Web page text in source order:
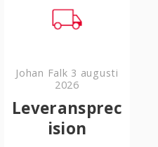
Johan Falk 3 augusti
2026
Leveransprec
ision